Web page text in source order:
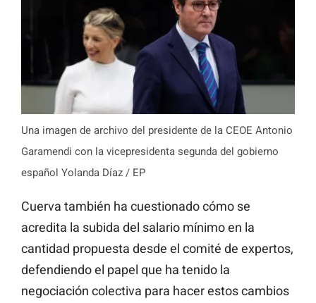
Una imagen de archivo del presidente de la CEOE Antonio
Garamendi con la vicepresidenta segunda del gobierno
español Yolanda Díaz / EP
Cuerva también ha cuestionado cómo se
acredita la subida del salario mínimo en la
cantidad propuesta desde el comité de expertos,
defendiendo el papel que ha tenido la
negociación colectiva para hacer estos cambios